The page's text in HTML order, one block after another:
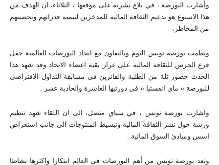
وأشارت البورصة ، في بلاغ نشرته على موقعها ، الثلاثاء، ان الهدف من
هذا الاسبوع هو تدعيم الثقافة المالية للمدخرين لتنمية قدراتهم وتحصينهم
من المخاطر.
ونظمت بورصة تونس اليوم وبالتعاون مع اتحاد البورصات العالمية حفل
قرع الجرس للثقافة المالية على غرار بقية اعضاء الاتحاد وقد شهد هذا
الحدث حضور ثلة من الطلبة والفائزين في مسابقة التداول الافتراضي
للبورصة « ماي انفستيا « في دورتيها العاشرة والحادية عشر .
واشارت بورصة تونس ، في سياق متصل، الى ان اللقاء شهد تنظيم
ورشة حول نشر الثقافة المالية وتبسيط المنتوجات الى جانب استعراض
اسس ومبادئ السوق المالية .
وتعد بورصة تونس من أهم البورصات في العالم ابتكارا واكثرها نشاطا